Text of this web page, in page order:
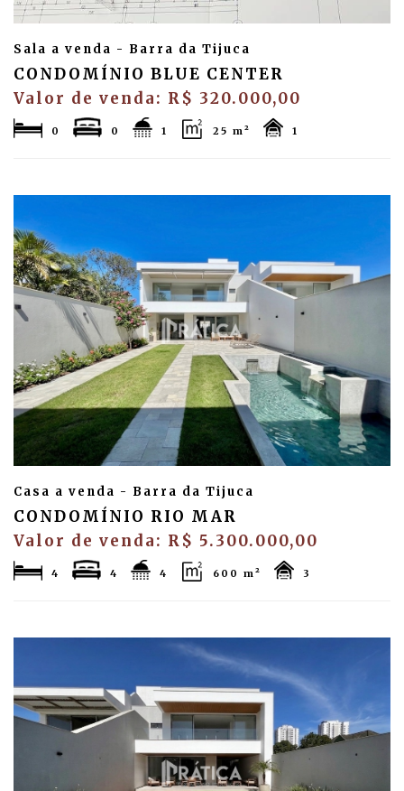
Sala a venda - Barra da Tijuca
CONDOMÍNIO BLUE CENTER
Valor de venda: R$ 320.000,00
0 0 1 25 m² 1
Casa a venda - Barra da Tijuca
CONDOMÍNIO RIO MAR
Valor de venda: R$ 5.300.000,00
4 4 4 600 m² 3